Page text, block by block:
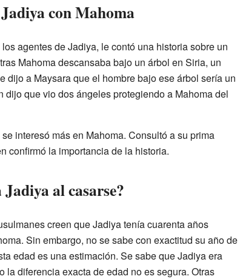
con Mahoma
agentes de Jadiya, le contó una historia sobre un
Mahoma descansaba bajo un árbol en Siria, un
dijo a Maysara que el hombre bajo ese árbol sería un
dijo que vio dos ángeles protegiendo a Mahoma del
interesó más en Mahoma. Consultó a su prima
confirmó la importancia de la historia.
al casarse?
creen que Jadiya tenía cuarenta años
Sin embargo, no se sabe con exactitud su año de
edad es una estimación. Se sabe que Jadiya era
la diferencia exacta de edad no es segura. Otras